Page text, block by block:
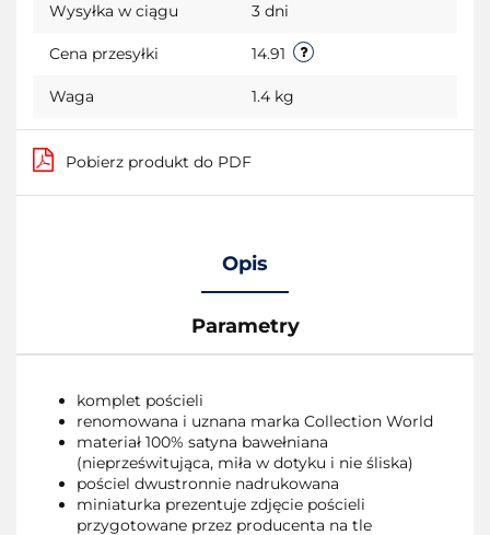
Wysyłka w ciągu 3 dni
Cena przesyłki 14.91
Waga 1.4 kg
Pobierz produkt do PDF
Opis
Parametry
komplet pościeli
renomowana i uznana marka Collection World
materiał 100% satyna bawełniana
(nieprześwitująca, miła w dotyku i nie śliska)
pościel dwustronnie nadrukowana
miniaturka prezentuje zdjęcie pościeli
przygotowane przez producenta na tle